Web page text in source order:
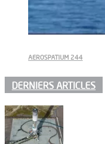
AEROSPATIUM 244
DERNIERS ARTICLES